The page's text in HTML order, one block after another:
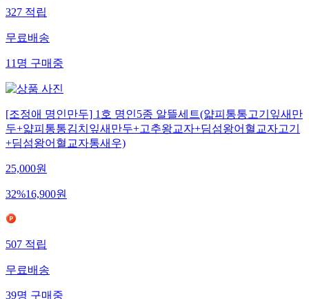
327적립
무료배송
11명구매중
[조정애 명인만두] 1호 명인5종 알뜰세트(얇피통통고기잎새만
두+얇피통통김치잎새만두+고추왕교자+딤섬왕어혈교자고기
+딤섬왕어혈교자통새우)
25,000원
32%16,900원
507적립
무료배송